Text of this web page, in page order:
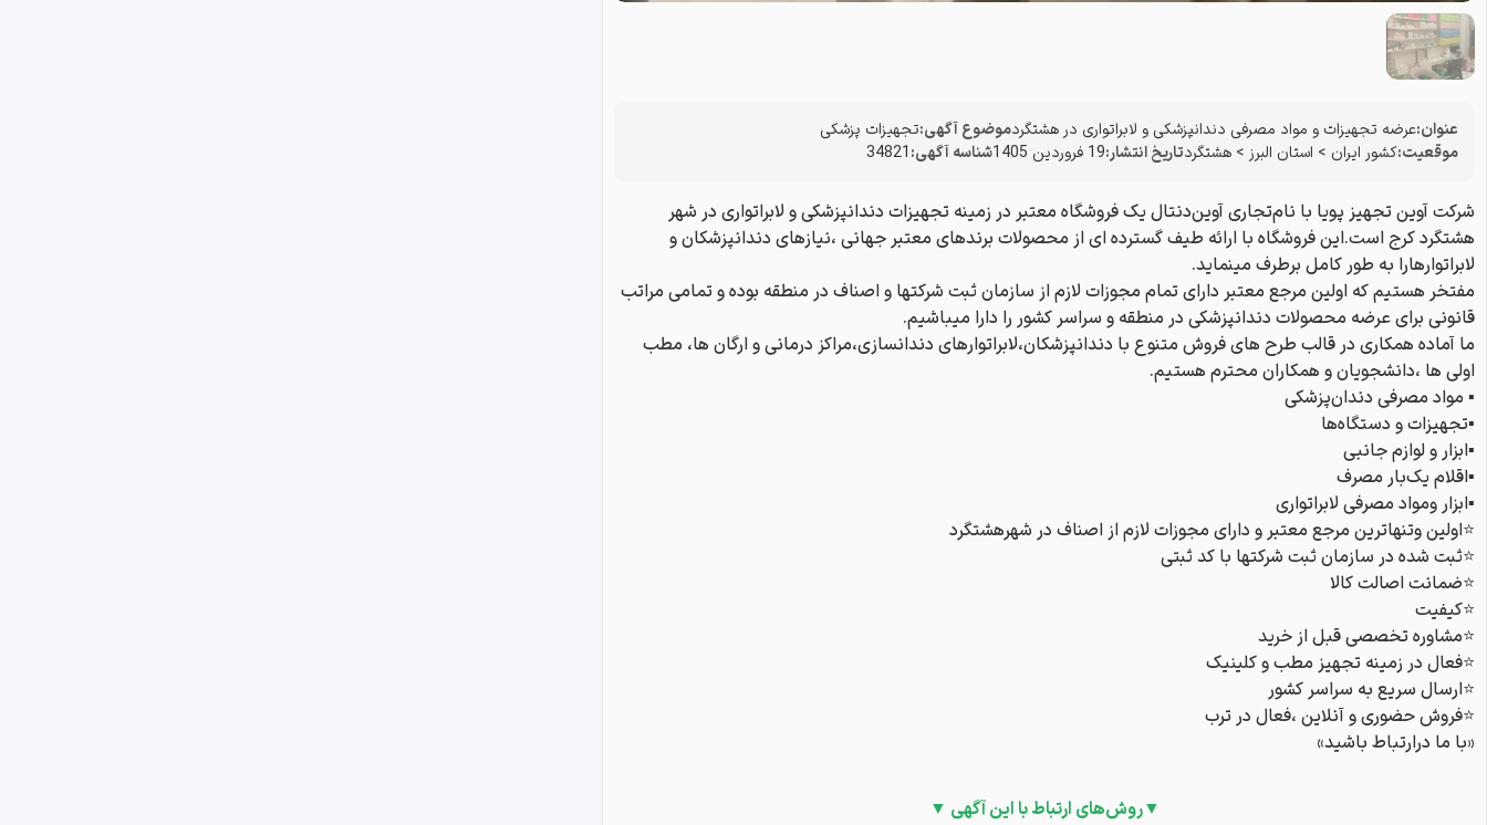
عنوان:عرضه تجهیزات و‌ مواد مصرفی دندانپزشکی و لابراتواری در هشتگردموضوع آگهی:تجهیزات پزشکی
موقعیت:کشور ایران > استان البرز > هشتگردتاریخ انتشار:19 فروردین 1405 شناسه آگهی:34821
شرکت آوین تجهیز پویا با نام‌تجاری آوین‌دنتال یک فروشگاه معتبر در زمینه تجهیزات دندانپزشکی و لابراتواری در شهر
هشتگرد کرج است.این فروشگاه با ارائه طیف گسترده ای از محصولات برندهای معتبر جهانی ،نیازهای دندانپزشکان و
لابراتوارهارا به طور کامل برطرف مینماید.
مفتخر هستیم که اولین مرجع معتبر دارای تمام مجوزات لازم از سازمان ثبت شرکتها و اصناف در منطقه بوده و تمامی مراتب
قانونی برای عرضه محصولات دندانپزشکی در منطقه و سراسر کشور را دارا میباشیم.
ما آماده همکاری در قالب طرح های فروش متنوع با دندانپزشکان،لابراتوارهای دندانسازی،مراکز درمانی و ارگان ها، مطب
اولی ها ،دانشجویان و همکاران محترم هستیم.
▪️ مواد مصرفی دندان‌پزشکی
▪️تجهیزات و دستگاه‌ها
▪️ابزار و لوازم جانبی
▪️اقلام یک‌بار مصرف
▪️ابزار و‌مواد مصرفی لابراتواری
⭐اولین وتنهاترین مرجع معتبر و دارای مجوزات لازم از اصناف در شهرهشتگرد
⭐ثبت شده در سازمان ثبت شرکتها با کد ثبتی
⭐ضمانت اصالت کالا
⭐کیفیت
⭐مشاوره تخصصی قبل از خرید
⭐فعال در زمینه تجهیز مطب و کلینیک
⭐ارسال سریع به سراسر کشور
⭐فروش حضوری و آنلاین ،فعال در ترب
«با ما درارتباط باشید»
▼روش‌های ارتباط با این آگهی ▼